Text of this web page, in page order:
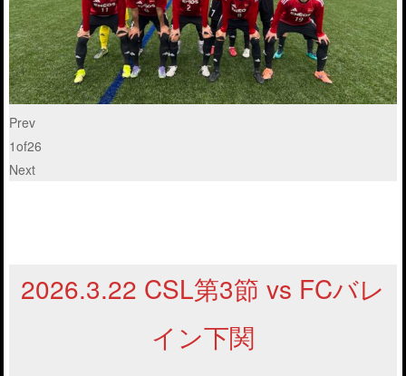
Prev
1of26
Next
2026.3.22 CSL第3節 vs FCバレ
イン下関